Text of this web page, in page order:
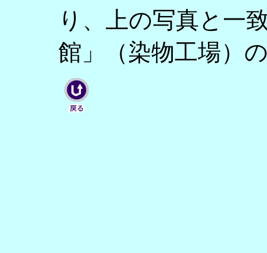
り、上の写真と一
館」（染物工場）